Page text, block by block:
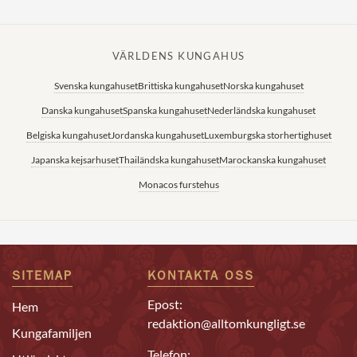
VÄRLDENS KUNGAHUS
Svenska kungahusetBrittiska kungahusetNorska kungahuset
Danska kungahusetSpanska kungahusetNederländska kungahuset
Belgiska kungahusetJordanska kungahusetLuxemburgska storhertighuset
Japanska kejsarhusetThailändska kungahusetMarockanska kungahuset
Monacos furstehus
SITEMAP
Hem
Kungafamiljen
KONTAKTA OSS
Epost:
redaktion@alltomkungligt.se